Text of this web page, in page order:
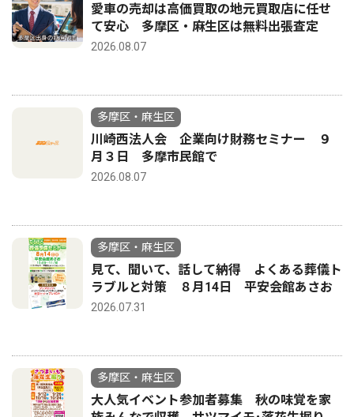
愛車の売却は高価買取の地元買取店に任せ
て安心 多摩区・麻生区は無料出張査定
2026.08.07
多摩区・麻生区
川崎西法人会 企業向け財務セミナー ９
月３日 多摩市民館で
2026.08.07
多摩区・麻生区
見て、聞いて、話して納得 よくある葬儀ト
ラブルと対策 ８月14日 平安会館あさお
2026.07.31
多摩区・麻生区
大人気イベント参加者募集 秋の味覚を家